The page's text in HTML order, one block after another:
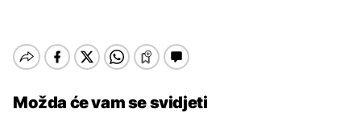
Možda će vam se svidjeti